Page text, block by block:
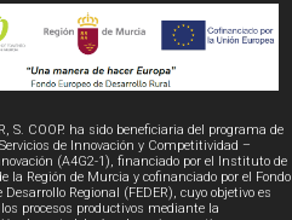
S. COOP. ha sido beneficiaria del programa de
de Innovación y Competitividad –
(A4G2-1), financiado por el Instituto de
la Región de Murcia y cofinanciado por el Fondo
Desarrollo Regional (FEDER), cuyo objetivo es
procesos productivos mediante la